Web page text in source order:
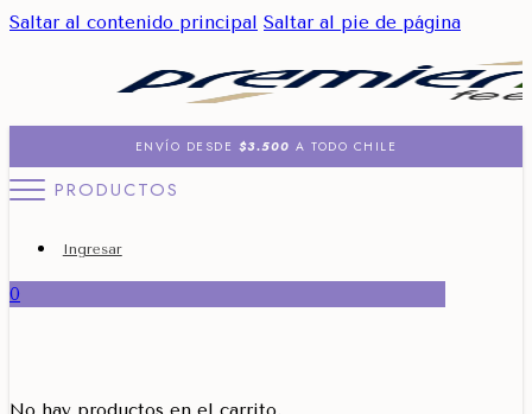
Saltar al contenido principal Saltar al pie de página
ENVÍO DESDE $3.500 A TODO CHILE
PRODUCTOS
Ingresar
0